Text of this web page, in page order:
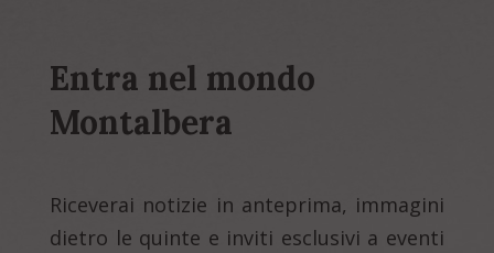
Entra nel mondo
Montalbera
Riceverai notizie in anteprima, immagini
dietro le quinte e inviti esclusivi a eventi